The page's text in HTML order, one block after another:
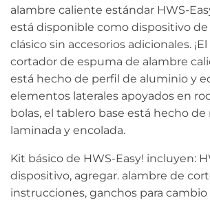
alambre caliente estándar HWS-
está disponible como dispositivo
clásico sin accesorios adicionales.
cortador de espuma de alambre
está hecho de perfil de aluminio y
elementos laterales apoyados en
bolas, el tablero base está hecho de
laminada y encolada.
Kit básico de HWS-Easy! incluyen:
dispositivo, agregar. alambre de
instrucciones, ganchos para